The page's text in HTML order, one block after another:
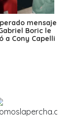
mensaje
Boric le
a Cony Capelli